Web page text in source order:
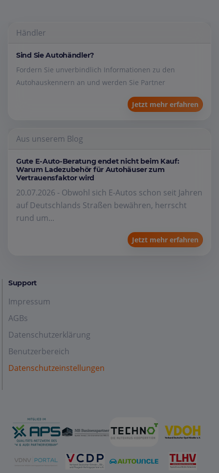
Händler
Sind Sie Autohändler?
Fordern Sie unverbindlich Informationen zu den
Autohauskennern an und werden Sie Partner
Jetzt mehr erfahren
Aus unserem Blog
Gute E-Auto-Beratung endet nicht beim Kauf:
Warum Ladezubehör für Autohäuser zum
Vertrauensfaktor wird
20.07.2026 - Obwohl sich E-Autos schon seit Jahren
auf Deutschlands Straßen bewähren, herrscht
rund um...
Jetzt mehr erfahren
Support
Impressum
AGBs
Datenschutzerklärung
Benutzerbereich
Datenschutzeinstellungen